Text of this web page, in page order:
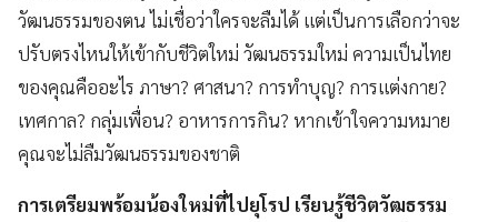
วัฒนธรรมของตน ไม่เชื่อว่าใครจะลืมได้ แต่เป็นการเลือกว่าจะ
ปรับตรงไหนให้เข้ากับชีวิตใหม่ วัฒนธรรมใหม่ ความเป็นไทย
ของคุณคืออะไร ภาษา? ศาสนา? การทำบุญ? การแต่งกาย?
เทศกาล? กลุ่มเพื่อน? อาหารการกิน? หากเข้าใจความหมาย
คุณจะไม่ลืมวัฒนธรรมของชาติ
การเตรียมพร้อมน้องใหม่ที่ไปยุโรป เรียนรู้ชีวิตวัฒธรรม